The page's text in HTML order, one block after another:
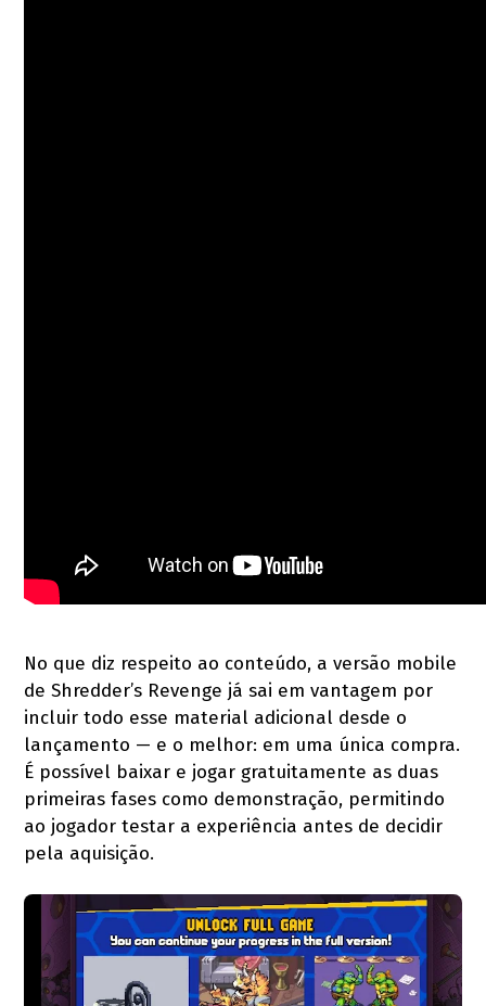
No que diz respeito ao conteúdo, a versão mobile
de Shredder’s Revenge já sai em vantagem por
incluir todo esse material adicional desde o
lançamento — e o melhor: em uma única compra.
É possível baixar e jogar gratuitamente as duas
primeiras fases como demonstração, permitindo
ao jogador testar a experiência antes de decidir
pela aquisição.